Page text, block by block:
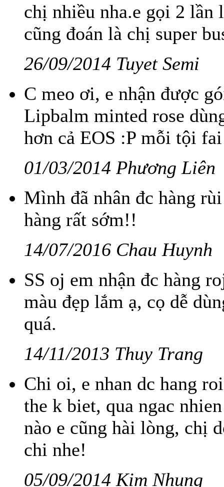
chị nhiều nha.e gọi 2 lần
cũng đoán là chị super
26/09/2014 Tuyet Semi
C meo ơi, e nhận được
Lipbalm minted rose
hơn cả EOS :P mỗi tội
01/03/2014 Phương Liên
Mình đã nhân đc hàng
hàng rất sớm!!
14/07/2016 Chau Huynh
SS oj em nhận đc hàng
màu đẹp lắm ạ, cọ dễ
quá.
14/11/2013 Thuy Trang
Chi oi, e nhan dc hang
the k biet, qua ngac
nào e cũng hài lòng, chị
chi nhe!
05/09/2014 Kim Nhung